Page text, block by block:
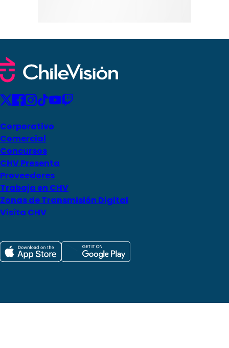
Corporativo
Comercial
Concursos
CHV Presenta
Proveedores
Trabaja en CHV
Zonas de Transmisión Digital
Visita CHV